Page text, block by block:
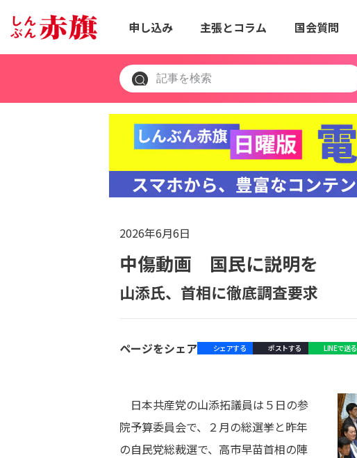
申し込み 主張とコラム 国会質問
2026年6月6日
中傷動画 国民に説明を
山添氏、首相に徹底調査要求
ページをシェア シェアする ポストする LINEで送る
日本共産党の山添拓議員は５日の参
院予算委員会で、２月の総選挙と昨年
の自民党総裁選で、高市早苗首相の陣